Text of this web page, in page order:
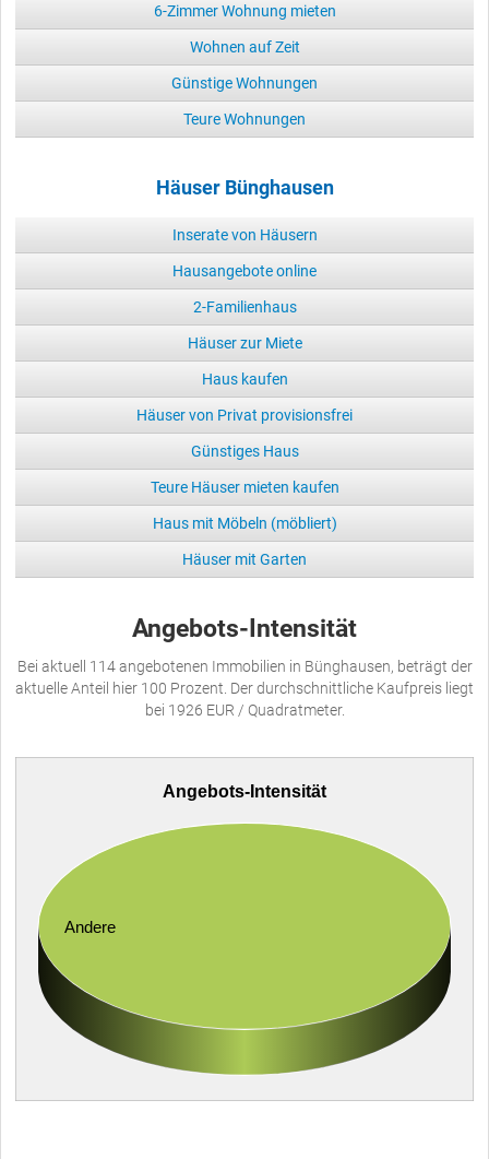
6-Zimmer Wohnung mieten
Wohnen auf Zeit
Günstige Wohnungen
Teure Wohnungen
Häuser Bünghausen
Inserate von Häusern
Hausangebote online
2-Familienhaus
Häuser zur Miete
Haus kaufen
Häuser von Privat provisionsfrei
Günstiges Haus
Teure Häuser mieten kaufen
Haus mit Möbeln (möbliert)
Häuser mit Garten
Angebots-Intensität
Bei aktuell 114 angebotenen Immobilien in Bünghausen, beträgt der
aktuelle Anteil hier 100 Prozent. Der durchschnittliche Kaufpreis liegt
bei 1926 EUR / Quadratmeter.
Angebots-Intensität
Andere